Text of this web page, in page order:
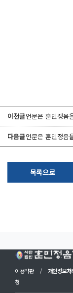
이전글언문은 훈민정음
다음글언문은 훈민정음
목록으로
이용약관 / 개인정보처
청